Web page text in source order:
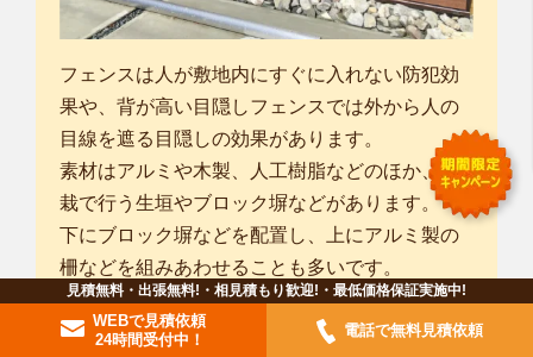
フェンスは人が敷地内にすぐに入れない防犯効
果や、背が高い目隠しフェンスでは外から人の
目線を遮る目隠しの効果があります。
素材はアルミや木製、人工樹脂などのほか、植
栽で行う生垣やブロック塀などがあります。
下にブロック塀などを配置し、上にアルミ製の
柵などを組みあわせることも多いです。
ただし、目隠しフェンスの場合は、ブロック上
に施工はできませんので、独立基礎ブロックを
見積無料・出張無料!・相見積もり歓迎!・最低価格保証実施中!
WEBで見積依頼
24時間受付中！
電話で無料見積依頼